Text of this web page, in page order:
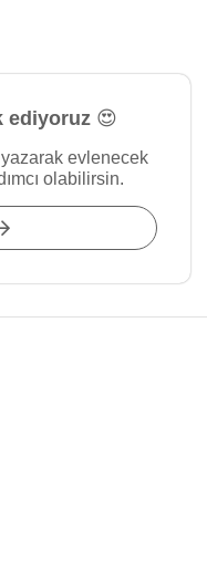
ediyoruz 😍
evlenecek
olabilirsin.